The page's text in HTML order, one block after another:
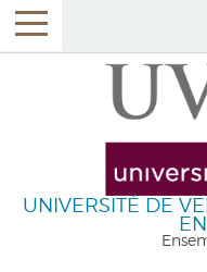
UNIVERSITÉ DE